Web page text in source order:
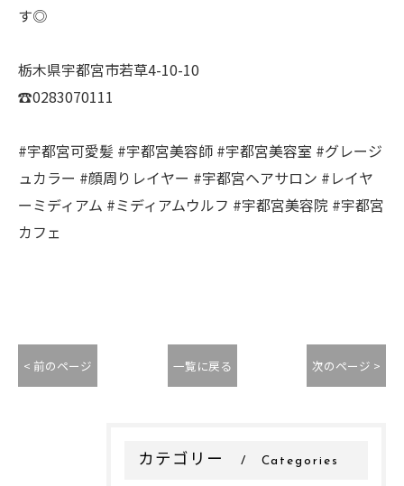
す◎
栃木県宇都宮市若草4-10-10
☎️0283070111
#宇都宮可愛髪 #宇都宮美容師 #宇都宮美容室 #グレージ
ュカラー #顔周りレイヤー #宇都宮ヘアサロン #レイヤ
ーミディアム #ミディアムウルフ #宇都宮美容院 #宇都宮
カフェ
< 前のページ 一覧に戻る 次のページ >
カテゴリー Categories